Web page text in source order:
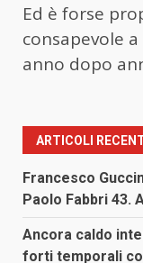
Ed è forse
consapevole
anno dopo
ARTICOLI
Francesco
Paolo Fabbri 43.
Ancora caldo
forti temporali